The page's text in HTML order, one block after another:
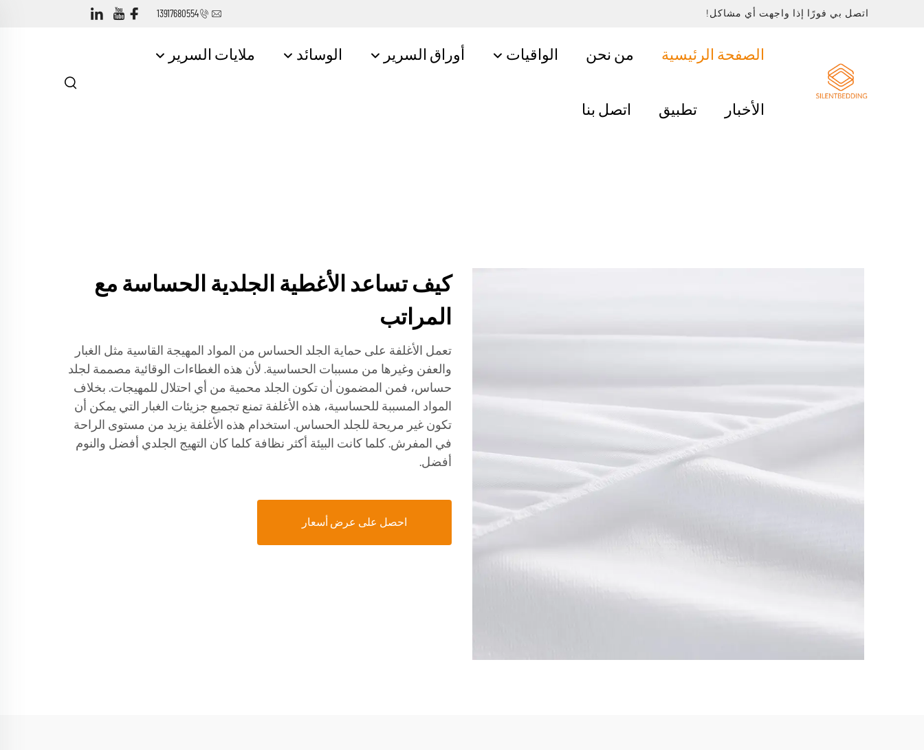
اتصل بي فورًا إذا واجهت أي مشاكل! 13917680554
الصفحة الرئيسية من نحن الواقيات أوراق السرير الوسائد ملايات السرير
الأخبار تطبيق اتصل بنا
كيف تساعد الأغطية الجلدية الحساسة مع
المراتب
تعمل الأغلفة على حماية الجلد الحساس من المواد المهيجة القاسية مثل الغبار
والعفن وغيرها من مسببات الحساسية. لأن هذه الغطاءات الوقائية مصممة لجلد
حساس، فمن المضمون أن تكون الجلد محمية من أي احتلال للمهيجات. بخلاف
المواد المسببة للحساسية، هذه الأغلفة تمنع تجميع جزيئات الغبار التي يمكن أن
تكون غير مريحة للجلد الحساس. استخدام هذه الأغلفة يزيد من مستوى الراحة
في المفرش. كلما كانت البيئة أكثر نظافة كلما كان التهيج الجلدي أفضل والنوم
أفضل.
احصل على عرض أسعار